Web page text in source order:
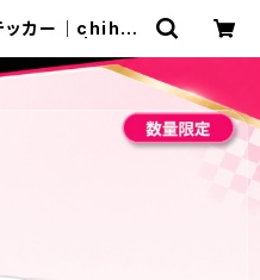
ッカー｜chihod
オンラインショ